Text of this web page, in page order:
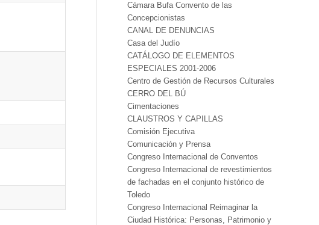
Cámara Bufa Convento de las
Concepcionistas
CANAL DE DENUNCIAS
Casa del Judío
CATÁLOGO DE ELEMENTOS
ESPECIALES 2001-2006
Centro de Gestión de Recursos Culturales
CERRO DEL BÚ
Cimentaciones
CLAUSTROS Y CAPILLAS
Comisión Ejecutiva
Comunicación y Prensa
Congreso Internacional de Conventos
Congreso Internacional de revestimientos
de fachadas en el conjunto histórico de
Toledo
Congreso Internacional Reimaginar la
Ciudad Histórica: Personas, Patrimonio y